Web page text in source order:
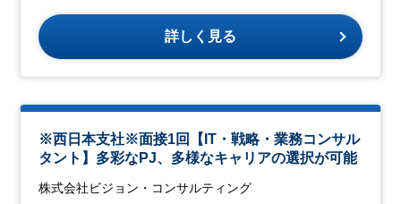
詳しく見る
※西日本支社※面接1回【IT・戦略・業務コンサル
タント】多彩なPJ、多様なキャリアの選択が可能
株式会社ビジョン・コンサルティング